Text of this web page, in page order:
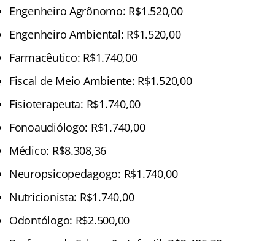
Engenheiro Agrônomo: R$1.520,00
Engenheiro Ambiental: R$1.520,00
Farmacêutico: R$1.740,00
Fiscal de Meio Ambiente: R$1.520,00
Fisioterapeuta: R$1.740,00
Fonoaudiólogo: R$1.740,00
Médico: R$8.308,36
Neuropsicopedagogo: R$1.740,00
Nutricionista: R$1.740,00
Odontólogo: R$2.500,00